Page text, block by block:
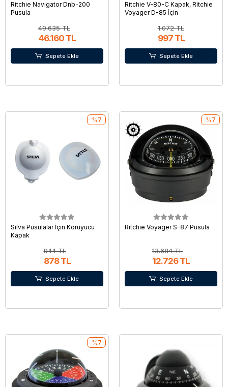
Ritchie Navigator Dnb-200
Pusula
49.635 TL
46.160 TL
Sepete Ekle
Ritchie V-80-C Kapak, Ritchie
Voyager D-85 İçin
1.072 TL
997 TL
Sepete Ekle
Silva Pusulalar İçin Koruyucu
Kapak
944 TL
878 TL
%7
Sepete Ekle
Ritchie Voyager S-87 Pusula
13.684 TL
12.726 TL
%7
Sepete Ekle
%7